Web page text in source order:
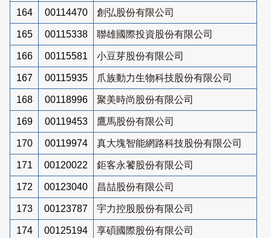
164 00114470 創弘股份有限公司
165 00115338 聯雄國際投資股份有限公司
166 00115581 小豆芽股份有限公司
167 00115935 爪族動力生物科技股份有限公司
168 00118996 聚美時尚股份有限公司
169 00119453 鷹馬股份有限公司
170 00119974 真大塊智能網路科技股份有限公司
171 00120022 鉅客永饕股份有限公司
172 00123040 昌喆股份有限公司
173 00123787 宇力控股股份有限公司
174 00125194 享碩國際股份有限公司